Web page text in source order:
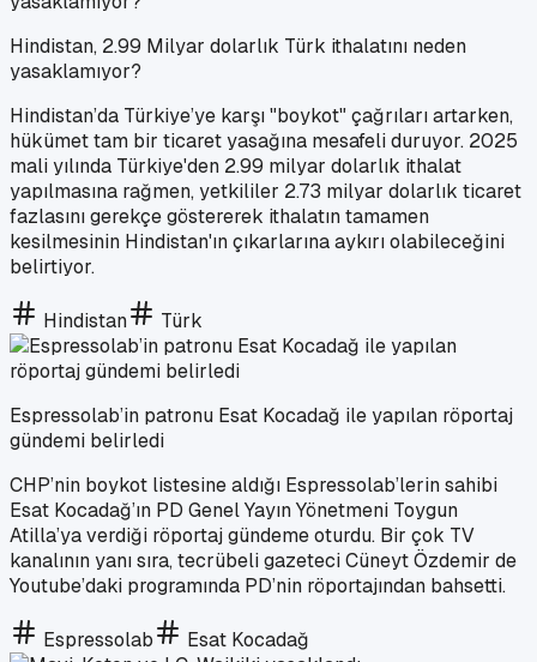
Hindistan, 2.99 Milyar dolarlık Türk ithalatını neden
yasaklamıyor?
Hindistan’da Türkiye’ye karşı "boykot" çağrıları artarken,
hükümet tam bir ticaret yasağına mesafeli duruyor. 2025
mali yılında Türkiye'den 2.99 milyar dolarlık ithalat
yapılmasına rağmen, yetkililer 2.73 milyar dolarlık ticaret
fazlasını gerekçe göstererek ithalatın tamamen
kesilmesinin Hindistan'ın çıkarlarına aykırı olabileceğini
belirtiyor.
Hindistan Türk
Espressolab’in patronu Esat Kocadağ ile yapılan röportaj
gündemi belirledi
CHP’nin boykot listesine aldığı Espressolab’lerin sahibi
Esat Kocadağ’ın PD Genel Yayın Yönetmeni Toygun
Atilla’ya verdiği röportaj gündeme oturdu. Bir çok TV
kanalının yanı sıra, tecrübeli gazeteci Cüneyt Özdemir de
Youtube’daki programında PD’nin röportajından bahsetti.
Espressolab Esat Kocadağ